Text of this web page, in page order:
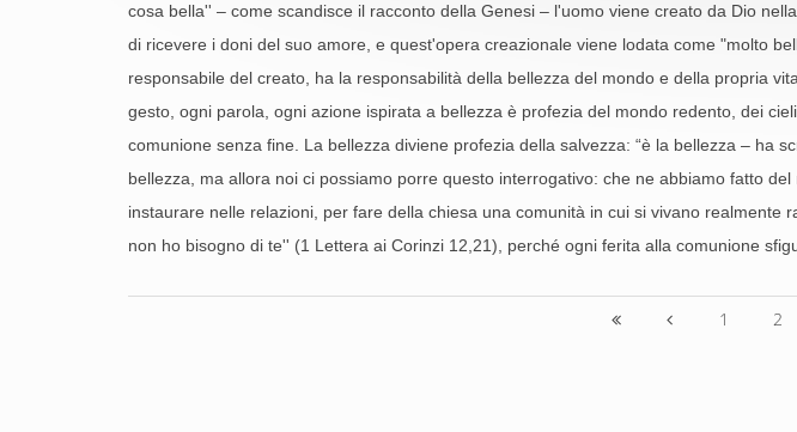
cosa bella'' – come scandisce il racconto della Genesi – l'uomo viene creato da Dio
di ricevere i doni del suo amore, e quest'opera creazionale viene lodata come "molto
responsabile del creato, ha la responsabilità della bellezza del mondo e della propria
gesto, ogni parola, ogni azione ispirata a bellezza è profezia del mondo redento, dei
comunione senza fine. La bellezza diviene profezia della salvezza: “è la bellezza – ha
bellezza, ma allora noi ci possiamo porre questo interrogativo: che ne abbiamo fatto
instaurare nelle relazioni, per fare della chiesa una comunità in cui si vivano
non ho bisogno di te'' (1 Lettera ai Corinzi 12,21), perché ogni ferita alla comunione
1 2